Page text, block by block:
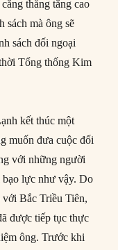
thẳng tăng cao
sách mà ông sẽ
sách đối ngoại
Tổng thống Kim
kết thúc một
muốn đưa cuộc đối
với những người
bạo lực như vậy. Do
Bắc Triều Tiên,
được tiếp tục thực
ông. Trước khi